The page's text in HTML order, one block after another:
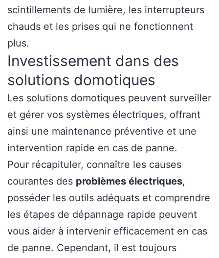
scintillements de lumière, les interrupteurs
chauds et les prises qui ne fonctionnent
plus.
Investissement dans des
solutions domotiques
Les solutions domotiques peuvent surveiller
et gérer vos systèmes électriques, offrant
ainsi une maintenance préventive et une
intervention rapide en cas de panne.
Pour récapituler, connaître les causes
courantes des problèmes électriques,
posséder les outils adéquats et comprendre
les étapes de dépannage rapide peuvent
vous aider à intervenir efficacement en cas
de panne. Cependant, il est toujours